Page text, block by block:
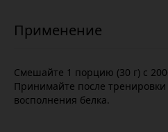
Смешайте 1 порцию (30 г) с
Принимайте после
восполнения белка.